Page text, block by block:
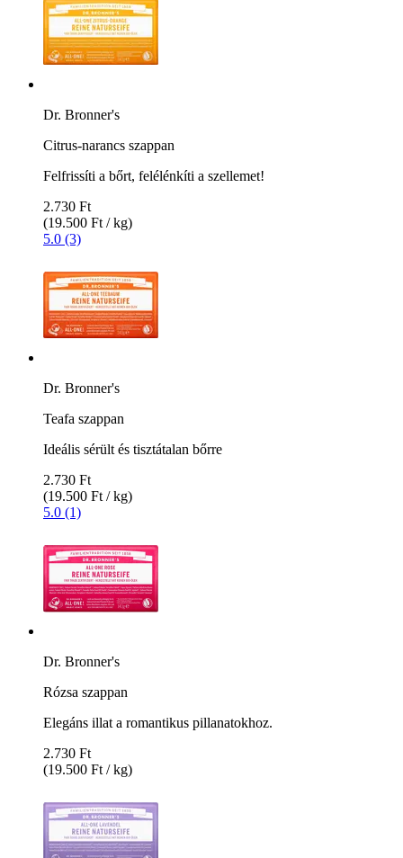
Dr. Bronner's
Citrus-narancs szappan
Felfrissíti a bőrt, felélénkíti a szellemet!
2.730 Ft
(19.500 Ft / kg)
5.0 (3)
Dr. Bronner's
Teafa szappan
Ideális sérült és tisztátalan bőrre
2.730 Ft
(19.500 Ft / kg)
5.0 (1)
Dr. Bronner's
Rózsa szappan
Elegáns illat a romantikus pillanatokhoz.
2.730 Ft
(19.500 Ft / kg)